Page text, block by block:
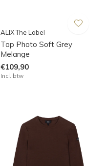
ALIX The Label
Top Photo Soft Grey
Melange
€109,90
Incl. btw